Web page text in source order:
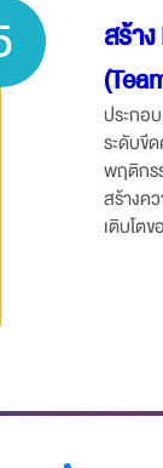
สร้า
ประก
ระดับขี
พฤติกร
สร้างค
เติบโต